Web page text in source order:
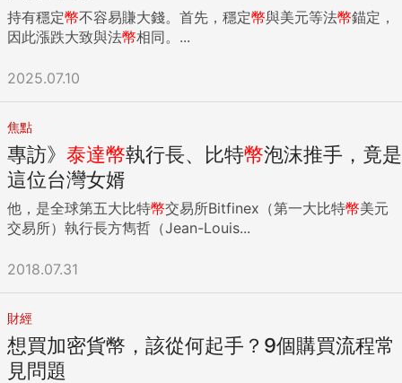
持有穩定幣不容易賺大錢。首先，穩定幣與美元等法幣錨定，
因此漲跌大致與法幣相同。...
2025.07.10
焦點
專訪》 泰達幣執行長、比特幣泡沫推手，竟是
這位台灣女婿
他，是全球第五大比特幣交易所Bitfinex（第一大比特幣美元
交易所）執行長方雋哲（Jean-Louis...
2018.07.31
財經
想買加密貨幣，該從何起手？9個購買流程常
見問題